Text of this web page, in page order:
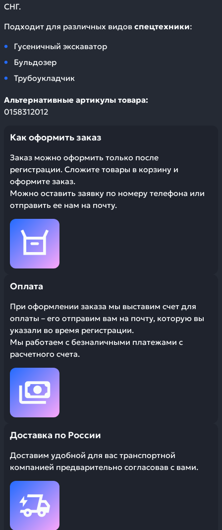
СНГ.
Подходит для различных видов спецтехники:
Гусеничный экскаватор
Бульдозер
Трубоукладчик
Альтернативные артикулы товара:
0158312012
Как оформить заказ
Заказ можно оформить только после
регистрации. Сложите товары в корзину и
оформите заказ.
Можно оставить заявку по номеру телефона или
отправить ее нам на почту.
Оплата
При оформлении заказа мы выставим счет для
оплаты – его отправим вам на почту, которую вы
указали во время регистрации.
Мы работаем с безналичными платежами с
расчетного счета.
Доставка по России
Доставим удобной для вас транспортной
компанией предварительно согласовав с вами.